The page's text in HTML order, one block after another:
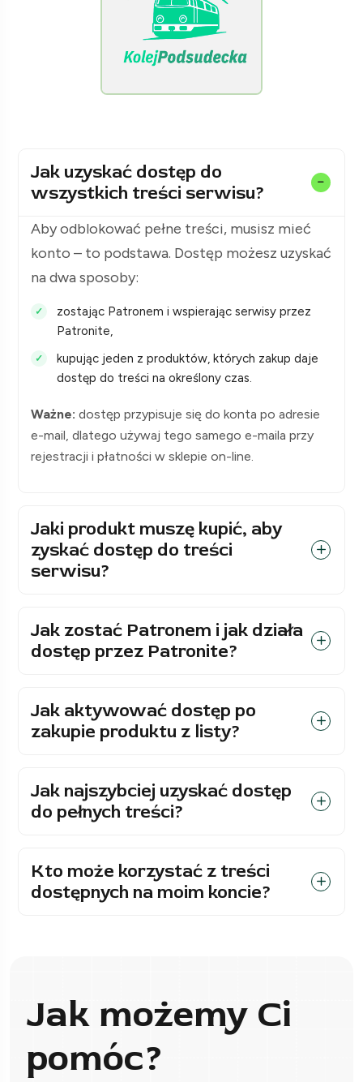
Jak uzyskać dostęp do
wszystkich treści serwisu?
Aby odblokować pełne treści, musisz mieć
konto – to podstawa. Dostęp możesz uzyskać
na dwa sposoby:
zostając Patronem i wspierając serwisy przez
Patronite,
kupując jeden z produktów, których zakup daje
dostęp do treści na określony czas.
Ważne: dostęp przypisuje się do konta po adresie
e-mail, dlatego używaj tego samego e-maila przy
rejestracji i płatności w sklepie on-line.
Jaki produkt muszę kupić, aby
zyskać dostęp do treści
serwisu?
Jak zostać Patronem i jak działa
dostęp przez Patronite?
Jak aktywować dostęp po
zakupie produktu z listy?
Jak najszybciej uzyskać dostęp
do pełnych treści?
Kto może korzystać z treści
dostępnych na moim koncie?
Jak możemy Ci
pomóc?